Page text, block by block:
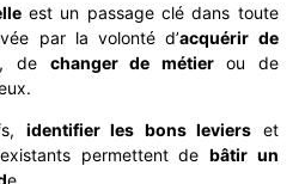
est un passage clé dans toute
par la volonté d’acquérir de
, de changer de métier ou de
identifier les bons leviers et
permettent debâtir un